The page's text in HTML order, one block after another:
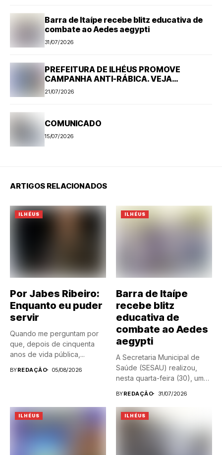
Barra de Itaípe recebe blitz educativa de
combate ao Aedes aegypti
31/07/2026
PREFEITURA DE ILHÉUS PROMOVE
CAMPANHA ANTI-RÁBICA. VEJA
PROGRAMAÇÃO
21/07/2026
COMUNICADO
15/07/2026
ARTIGOS RELACIONADOS
ILHÉUS
Por Jabes Ribeiro:
Enquanto eu puder
servir
Quando me perguntam por
que, depois de cinquenta
anos de vida pública,...
BYREDAÇÃO 05/08/2026
ILHÉUS
Barra de Itaípe
recebe blitz
educativa de
combate ao Aedes
aegypti
A Secretaria Municipal de
Saúde (SESAU) realizou,
nesta quarta-feira (30), uma
BYREDAÇÃO 31/07/2026
ILHÉUS ILHÉUS